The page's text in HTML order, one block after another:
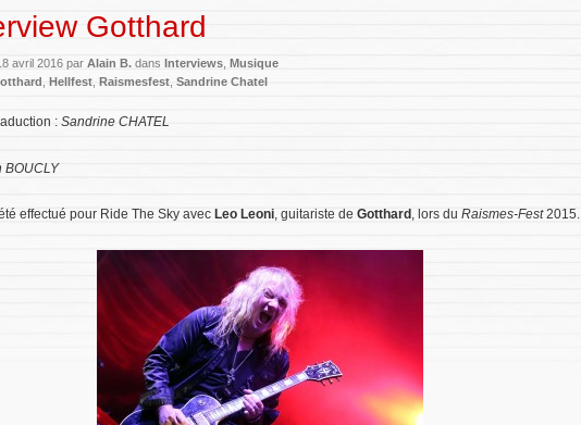
Gotthard
avril 2016 par Alain B. dans Interviews Musique
Hellfest Raismesfest Sandrine Chatel
: Sandrine CHATEL
BOUCLY
effectué pour Ride The Sky avec Leo Leoni, guitariste de Gotthard , lors du Raismes-Fest2015.